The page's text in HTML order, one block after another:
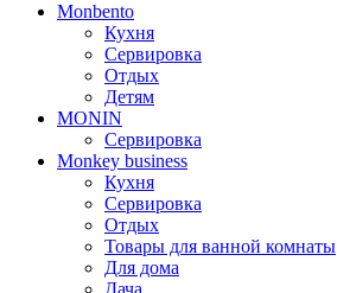
Monbento
Кухня
Сервировка
Отдых
Детям
MONIN
Сервировка
Monkey business
Кухня
Сервировка
Отдых
Товары для ванной комнаты
Для дома